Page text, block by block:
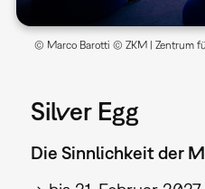
© Marco Barotti © ZKM | Zentrum
Silver Egg
Die Sinnlichkeit der